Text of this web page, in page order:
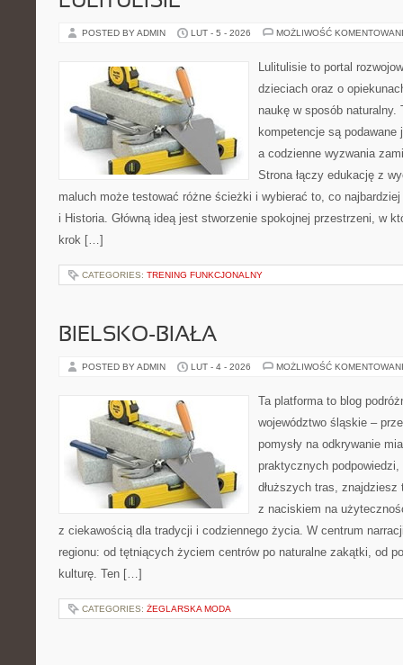
POSTED BY ADMIN LUT - 5 - 2026 MOŻLIWOŚĆ
Lulitulisie to portal
dzieciach oraz o
naukę w sposób
kompetencje są
a codzienne wyzwania
Strona łączy edukację z
maluch może testować różne ścieżki i wybierać to, co
i Historia. Główną ideą jest stworzenie spokojnej przestrzeni, w
krok […]
CATEGORIES: TRENING FUNKCJONALNY
BIELSKO-BIAŁA
POSTED BY ADMIN LUT - 4 - 2026 MOŻLIWOŚĆ
Ta platforma to blog
województwo śląskie –
pomysły na odkrywanie
praktycznych
dłuższych tras,
z naciskiem na
z ciekawością dla tradycji i codziennego życia. W centrum
regionu: od tętniących życiem centrów po naturalne zakątki, od
kulturę. Ten […]
CATEGORIES: ŻEGLARSKA MODA